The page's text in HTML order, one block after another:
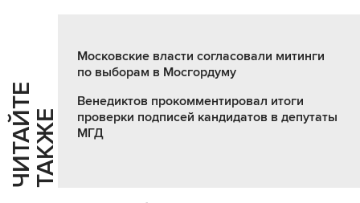
Ч
И
Т
АЙ
Т
Е
Т
А
К
ЖЕ
Московские власти согласовали митинги
по выборам в Мосгордуму
Венедиктов прокомментировал итоги
проверки подписей кандидатов в депутаты
МГД